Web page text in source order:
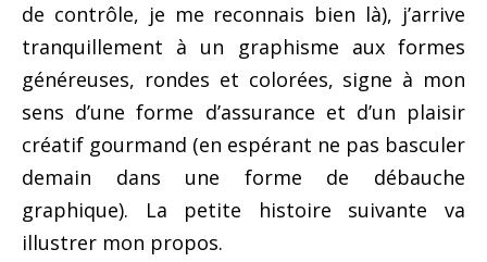
de contrôle, je me reconnais bien là), j’arrive
tranquillement à un graphisme aux formes
généreuses, rondes et colorées, signe à mon
sens d’une forme d’assurance et d’un plaisir
créatif gourmand (en espérant ne pas basculer
demain dans une forme de débauche
graphique). La petite histoire suivante va
illustrer mon propos.